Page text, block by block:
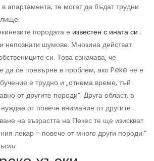
апартамента, те могат да бъдат трудни
породата е известен с ината си .
непознати шумове. Мнозина действат
си. Това означава, че
да се превърне в проблем, ако Peke не е
е трудно и „отнема време, тъй
от другите породи“. Друга област, в
от повече внимание от другите
на възрастта на Пекес те ще изискват
лекар - повече от много други породи.“